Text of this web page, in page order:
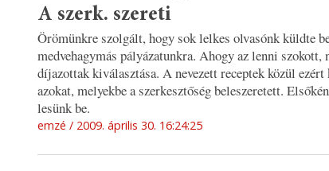
A szerk. szereti
Örömünkre szolgált, hogy sok lelkes olvasónk küldte
medvehagymás pályázatunkra. Ahogy az lenni szokott,
díjazottak kiválasztása. A nevezett receptek közül
azokat, melyekbe a szerkesztőség beleszeretett.
lesünk be.
emzé 2009. április 30. 16:24:25